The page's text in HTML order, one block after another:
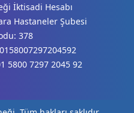
İktisadi Hesabı
Hastaneler Şubesi
378
5800 7297 2045 92